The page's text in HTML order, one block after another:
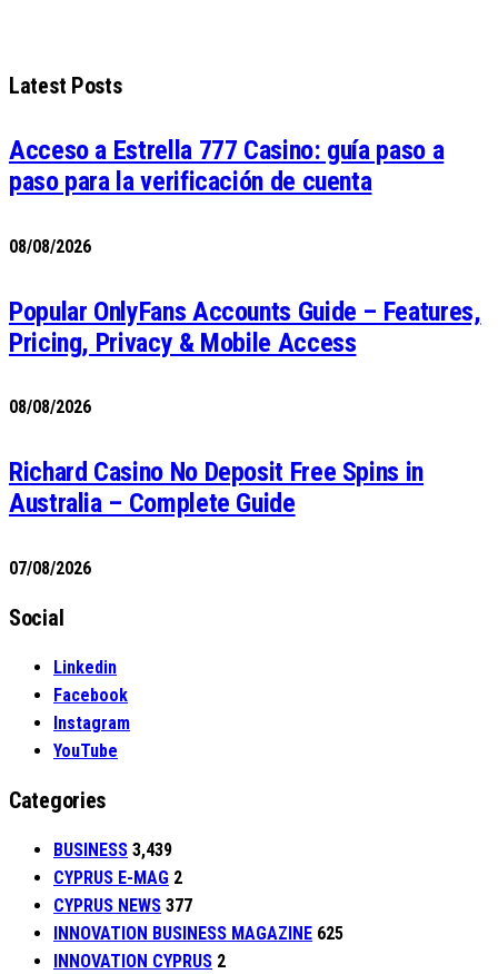
Latest Posts
Acceso a Estrella 777 Casino: guía paso a
paso para la verificación de cuenta
08/08/2026
Popular OnlyFans Accounts Guide – Features,
Pricing, Privacy & Mobile Access
08/08/2026
Richard Casino No Deposit Free Spins in
Australia – Complete Guide
07/08/2026
Social
Linkedin
Facebook
Instagram
YouTube
Categories
BUSINESS 3,439
CYPRUS E-MAG 2
CYPRUS NEWS 377
INNOVATION BUSINESS MAGAZINE 625
INNOVATION CYPRUS 2